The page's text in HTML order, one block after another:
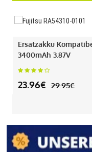
Ersatzakku
3400mAh 3.87V
23.96€ 29.95€